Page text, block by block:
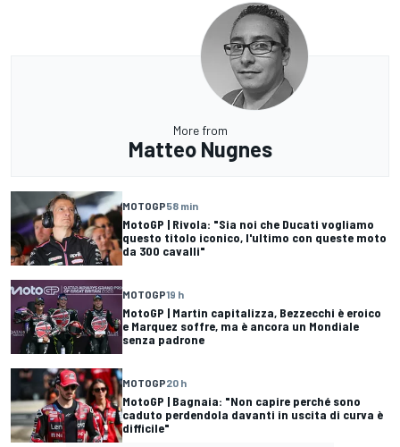
More from
Matteo Nugnes
MOTOGP58 min
MotoGP | Rivola: "Sia noi che Ducati vogliamo
questo titolo iconico, l'ultimo con queste moto
da 300 cavalli"
MOTOGP19 h
MotoGP | Martin capitalizza, Bezzecchi è eroico
e Marquez soffre, ma è ancora un Mondiale
senza padrone
MOTOGP20 h
MotoGP | Bagnaia: "Non capire perché sono
caduto perdendola davanti in uscita di curva è
difficile"